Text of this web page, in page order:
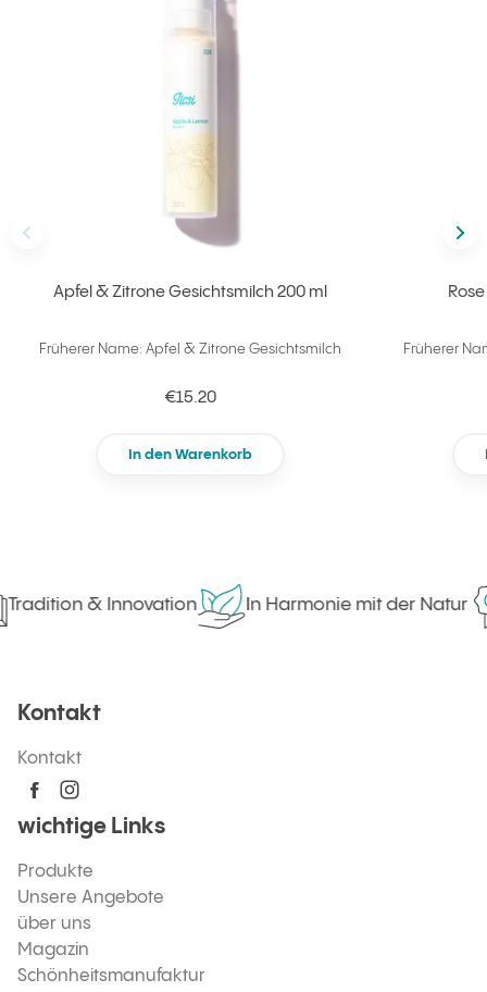
Apfel & Zitrone Gesichtsmilch 200 ml
Früherer Name: Apfel & Zitrone Gesichtsmilch
€15.20
In den Warenkorb
Früherer
& Innovation In Harmonie mit der Natur
Kontakt
Kontakt
wichtige Links
Produkte
Unsere Angebote
über uns
Magazin
Schönheitsmanufaktur